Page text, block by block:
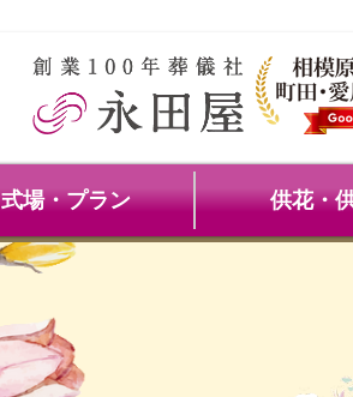
式場・プラン 供花・